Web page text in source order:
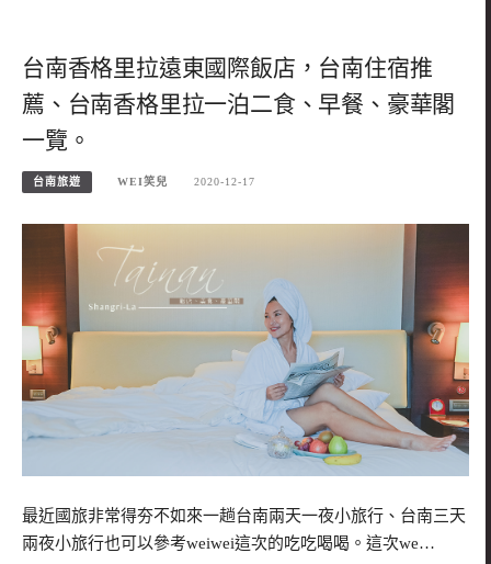
台南香格里拉遠東國際飯店，台南住宿推
薦、台南香格里拉一泊二食、早餐、豪華閣
一覽。
台南旅遊 WEI笑兒 2020-12-17
最近國旅非常得夯不如來一趟台南兩天一夜小旅行、台南三天
兩夜小旅行也可以參考weiwei這次的吃吃喝喝。這次we…